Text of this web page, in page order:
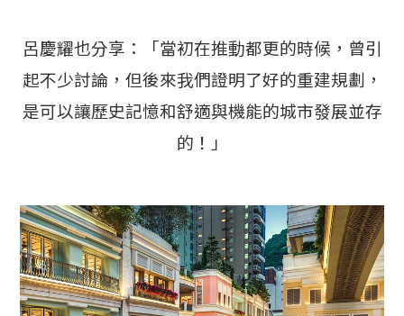
呂慶耀也分享：「當初在推動都更的時候，曾引
起不少討論，但後來我們證明了好的重建規劃，
是可以讓歷史記憶和舒適與機能的城市發展並存
的！」